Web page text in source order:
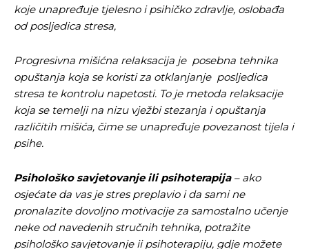
Pusti priču da živi!
Ovim putem želimo da vam se zahvalimo što ste
odlučili da pustite Vašu priču da živi, Redakcija
Objavi.ba
Pusti priču da živi!
Ovim putem želimo da vam se zahvalimo što ste
odlučili da pustite Vašu priču da živi, Redakcija
Objavi.ba
koje unapređuje tjelesno i psihičko zdravlje, oslobađa
od posljedica stresa,
Progresivna mišićna relaksacija je posebna tehnika
opuštanja koja se koristi za otklanjanje posljedica
stresa te kontrolu napetosti. To je metoda relaksacije
koja se temelji na nizu vježbi stezanja i opuštanja
različitih mišića, čime se unapređuje povezanost tijela i
psihe.
Psihološko savjetovanje ili psihoterapija – ako
osjećate da vas je stres preplavio i da sami ne
pronalazite dovoljno motivacije za samostalno učenje
neke od navedenih stručnih tehnika, potražite
psihološko savjetovanje ii psihoterapiju, gdje možete